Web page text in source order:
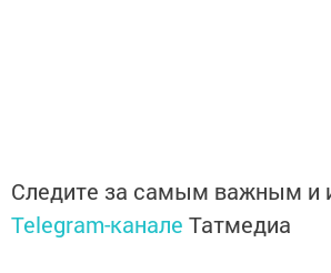
Следите за самым важным и
Telegram-канале Татмедиа